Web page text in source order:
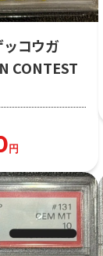
コウガ
CONTEST
円